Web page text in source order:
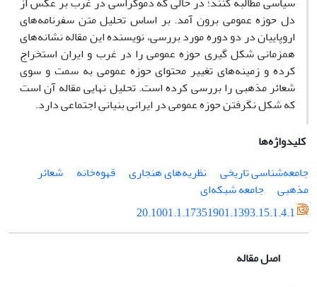
دل حوزه عمومی برون آمد. بر اساس تحلیل متن سفرنامه‌های
اروپاییان در دو دوره مورد بررسی، نویسنده این مقاله نشانه‌های
همزمانی شکل گیری حوزه عمومی را در غرب و ایران استخراج
کرده و زمینه‌های تغییر محتوای حوزه عمومی به سمت و سوی
شعائر مذهبی را بررسی کرده است. تحلیل نهایی مقاله آن است
که شکل نگرفتن حوزه عمومی در ایرانی بنیانی اجتماعی دارد.
کلیدواژه‌ها
جامعه‌شناسی تاریخی
نظریه‌های هنجاری قهوه‌خانه‌
شعائر
مذهبی
جامعه شبکه‌ای
20.1001.1.17351901.1393.15.1.4.1
اصل مقاله